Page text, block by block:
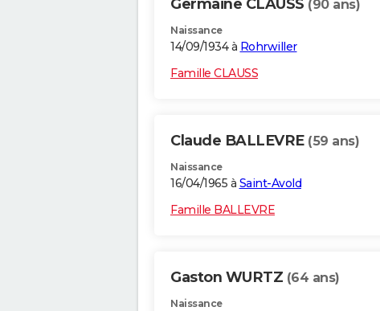
Germaine CLAUSS (90 ans)
Naissance
14/09/1934 à Rohrwiller
Famille CLAUSS
Claude BALLEVRE (59 ans)
Naissance
16/04/1965 à Saint-Avold
Famille BALLEVRE
Gaston WURTZ (64 ans)
Naissance